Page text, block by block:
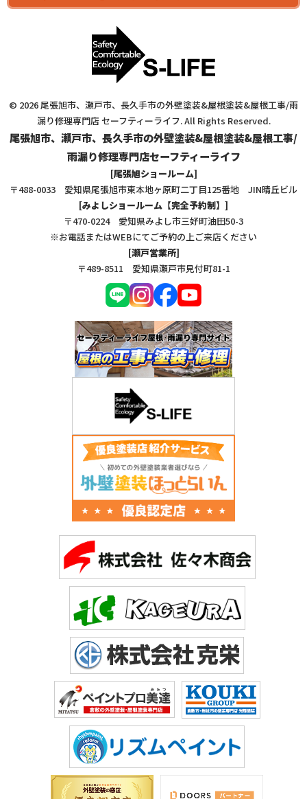
© 2026 尾張旭市、瀬戸市、長久手市の外壁塗装&屋根塗装&屋根工事/雨
漏り修理専門店 セーフティーライフ. All Rights Reserved.
尾張旭市、瀬戸市、長久手市の外壁塗装&屋根塗装&屋根工事/
雨漏り修理専門店セーフティーライフ
[尾張旭ショールーム]
〒488-0033 愛知県尾張旭市東本地ヶ原町二丁目125番地 JIN晴丘ビル
[みよしショールーム【完全予約制】]
〒470-0224 愛知県みよし市三好町油田50-3
※お電話またはWEBにてご予約の上ご来店ください
[瀬戸営業所]
〒489-8511 愛知県瀬戸市見付町81-1